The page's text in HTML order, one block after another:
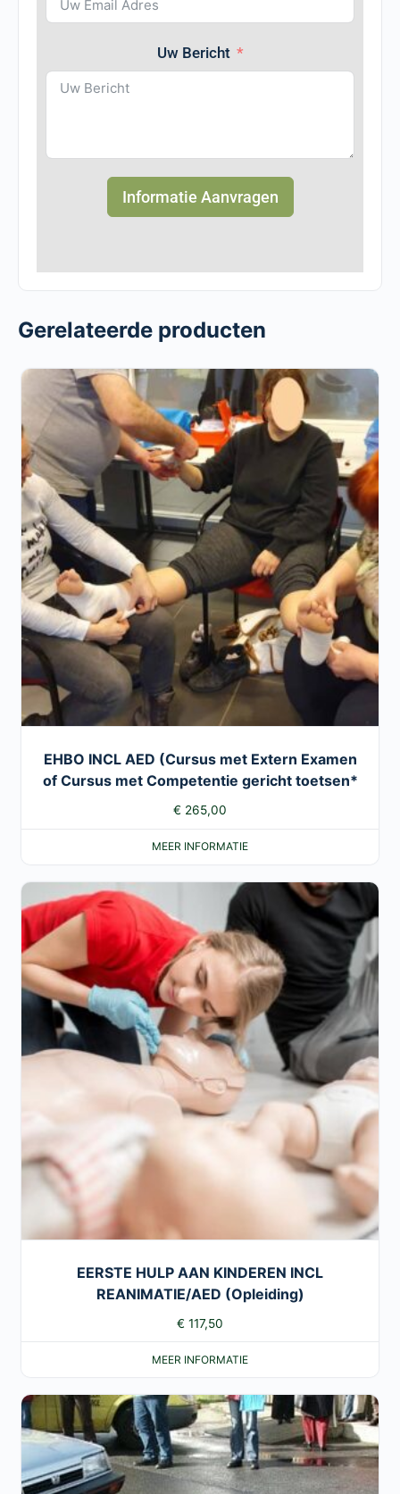
Uw Bericht
Informatie Aanvragen
Gerelateerde producten
EHBO INCL AED (Cursus met Extern Examen
of Cursus met Competentie gericht toetsen*
€ 265,00
MEER INFORMATIE
EERSTE HULP AAN KINDEREN INCL
REANIMATIE/AED (Opleiding)
€ 117,50
MEER INFORMATIE